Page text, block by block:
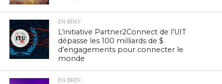
EN BREF
L’initiative Partner2Connect de l’UIT
dépasse les 100 milliards de $
d’engagements pour connecter le
monde
EN BREF